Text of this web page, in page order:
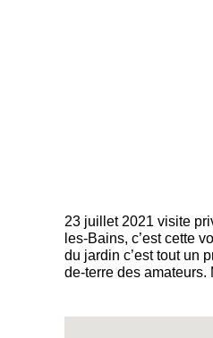
23 juillet 2021 visite
les-Bains, c’est cette
du jardin c’est tout un
de-terre des